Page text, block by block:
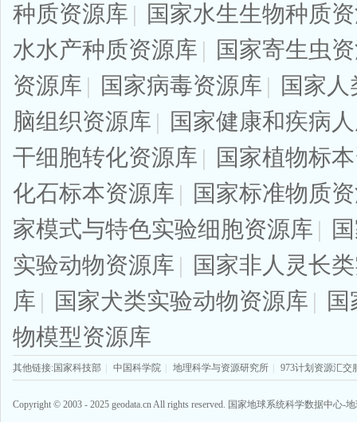
种质资源库 | 国家水生生物种质
水水产种质资源库 | 国家寄生虫
资源库 | 国家病毒资源库 | 国家
脑组织资源库 | 国家健康和疾病
干细胞转化资源库 | 国家植物标
化石标本资源库 | 国家标准物质
家模式与特色实验细胞资源库 |
实验动物资源库 | 国家非人灵长
库 | 国家犬类实验动物资源库 |
物模型资源库
其他链接:国家科技部 中国科学院 地理科学与资源研究所 973计划资源汇交
Copyright © 2003 - 2025 geodata.cn All rights reserved. 国家地球系统科学数据中心-